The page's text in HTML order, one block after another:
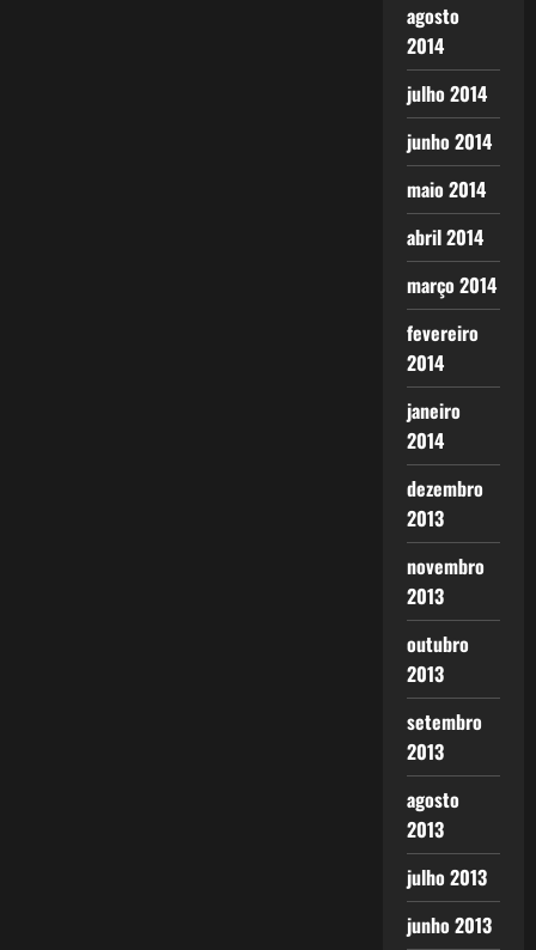
agosto
2014
julho 2014
junho 2014
maio 2014
abril 2014
março 2014
fevereiro
2014
janeiro
2014
dezembro
2013
novembro
2013
outubro
2013
setembro
2013
agosto
2013
julho 2013
junho 2013